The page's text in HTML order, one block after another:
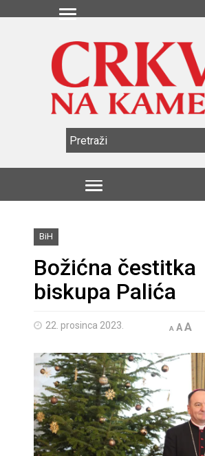
BiH
Božićna čestitka
biskupa Palića
22. prosinca 2023. A AA